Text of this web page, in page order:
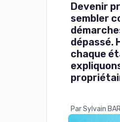
Devenir
sembler
dépassé.
chaque
Par Sylvain